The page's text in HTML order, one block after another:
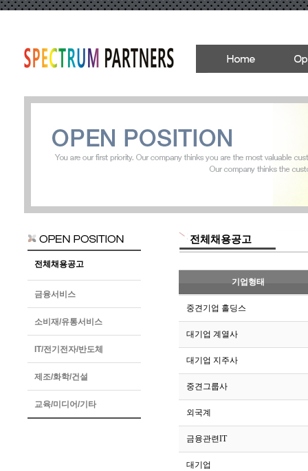
전체채용공고
금융서비스
소비재/유통서비스
IT/전기전자/반도체
제조/화학/건설
교육/미디어/기타
전체채용공고
기업형태
373
중견기업 홀딩스
372
대기업 계열사
371
대기업 지주사
370
중견그룹사
369
외국계
368
금융관련IT
367
대기업